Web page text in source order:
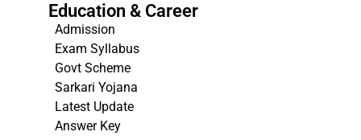
Education & Career
Admission
Exam Syllabus
Govt Scheme
Sarkari Yojana
Latest Update
Answer Key